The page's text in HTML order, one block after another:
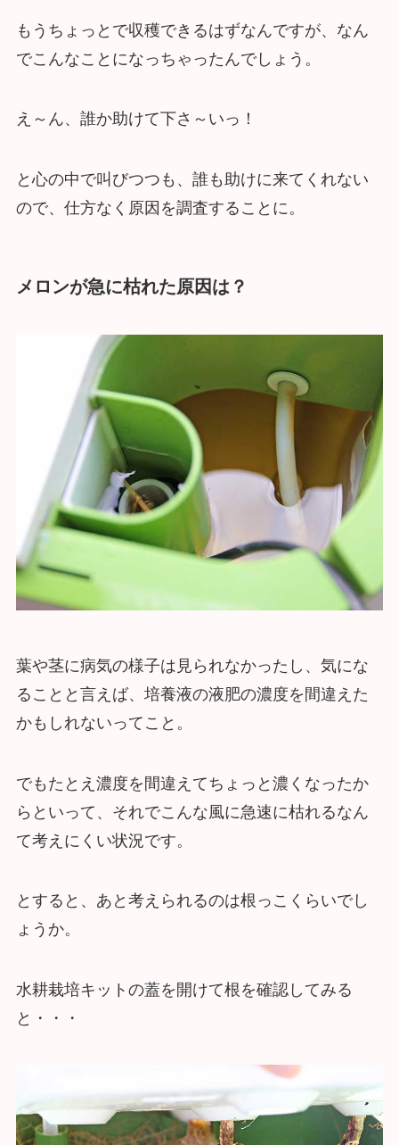
もうちょっとで収穫できるはずなんですが、なん
でこんなことになっちゃったんでしょう。
え～ん、誰か助けて下さ～いっ！
と心の中で叫びつつも、誰も助けに来てくれない
ので、仕方なく原因を調査することに。
メロンが急に枯れた原因は？
葉や茎に病気の様子は見られなかったし、気にな
ることと言えば、培養液の液肥の濃度を間違えた
かもしれないってこと。
でもたとえ濃度を間違えてちょっと濃くなったか
らといって、それでこんな風に急速に枯れるなん
て考えにくい状況です。
とすると、あと考えられるのは根っこくらいでし
ょうか。
水耕栽培キットの蓋を開けて根を確認してみる
と・・・